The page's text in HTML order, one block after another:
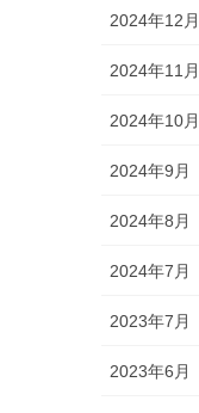
2024年12月
2024年11月
2024年10月
2024年9月
2024年8月
2024年7月
2023年7月
2023年6月